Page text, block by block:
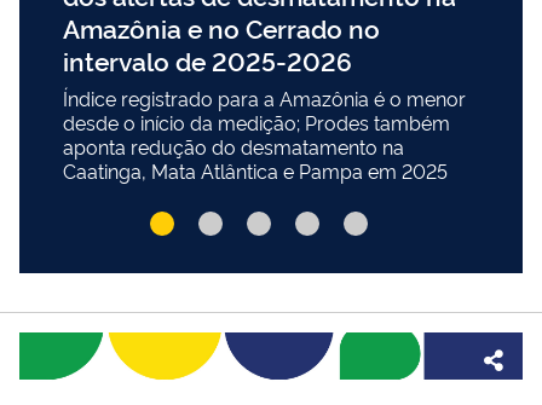
Dados do Deter indicam redução
dos alertas de desmatamento na
Amazônia e no Cerrado no
intervalo de 2025-2026
Índice registrado para a Amazônia é o menor
desde o início da medição; Prodes também
Caatinga, Mata Atlântica e Pampa em 2025